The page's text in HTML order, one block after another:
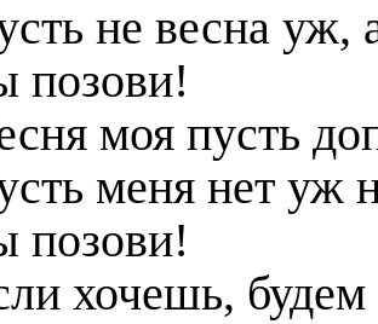
не весна уж,
позови!
моя пусть
меня нет уж
позови!
хочешь, будем